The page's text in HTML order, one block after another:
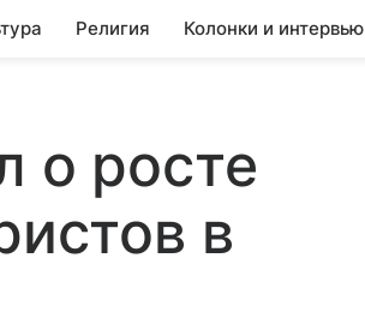
Религия Колонки и интервью
о росте
в